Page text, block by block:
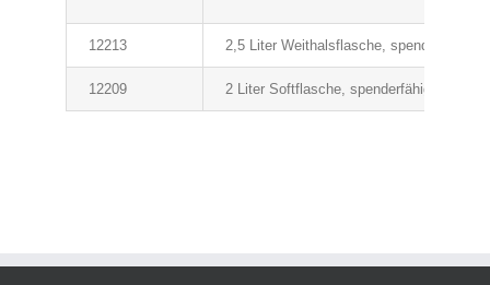
12213 2,5 Liter Weithalsflasche, spenderfähig
12209 2 Liter Softflasche, spenderfähig